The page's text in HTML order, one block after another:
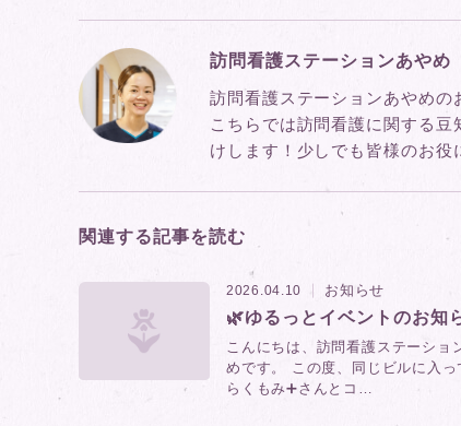
訪問看護ステーションあや
訪問看護ステーションあやめの
こちらでは訪問看護に関する
けします！少しでも皆様のお役
関連する記事を読む
2026.04.10 お知らせ
🌿ゆるっとイベントのお知
こんにちは、訪問看護ステーショ
めです。 この度、同じビルに入っ
らくもみ➕さんとコ…